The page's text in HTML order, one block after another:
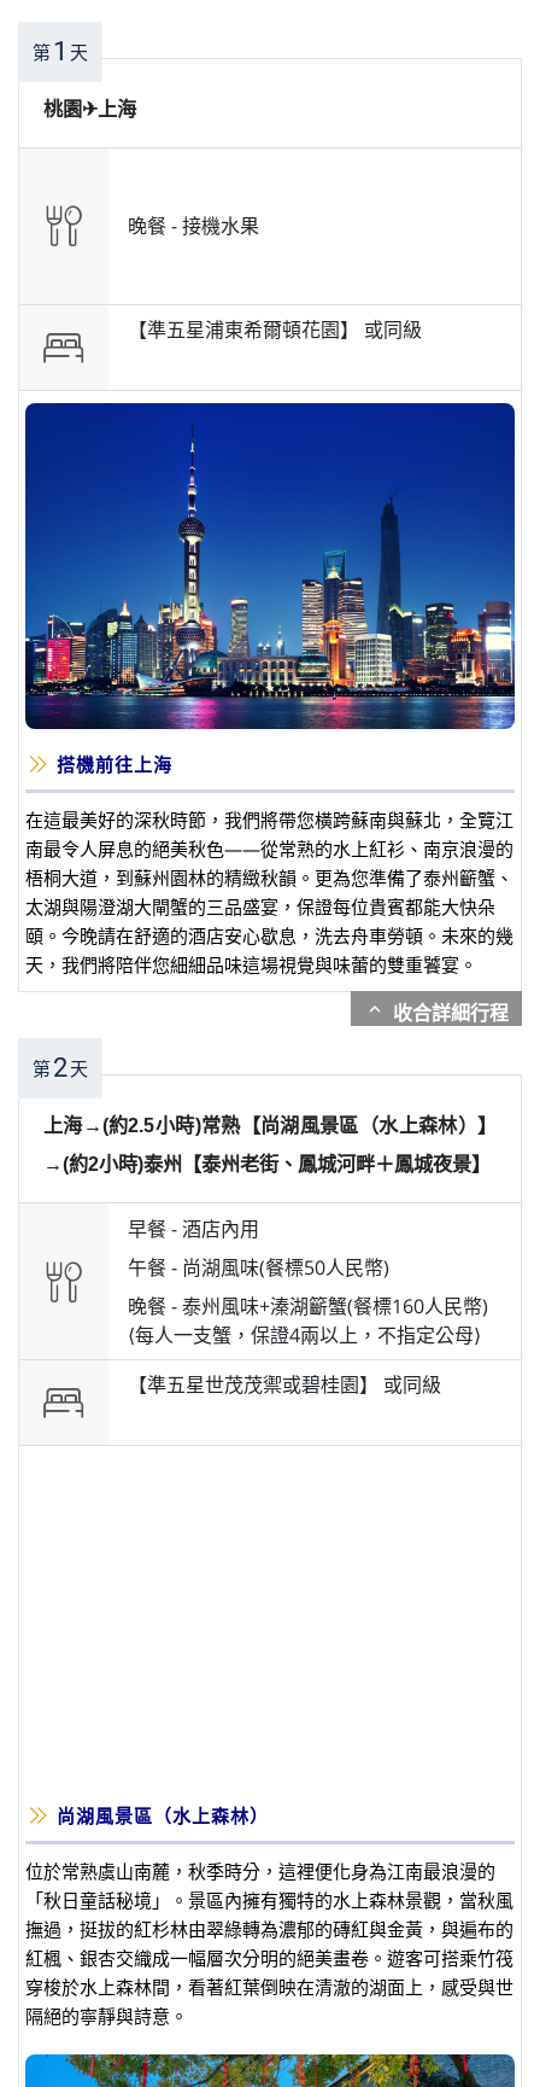
第1 天
桃園✈上海
晚餐 -接機水果
【準五星浦東希爾頓花園】 或同級
搭機前往上海
在這最美好的深秋時節，我們將帶您橫跨蘇南與蘇北，全覽江
南最令人屏息的絕美秋色——從常熟的水上紅衫、南京浪漫的
梧桐大道，到蘇州園林的精緻秋韻。更為您準備了泰州籪蟹、
太湖與陽澄湖大閘蟹的三品盛宴，保證每位貴賓都能大快朵
頤。今晚請在舒適的酒店安心歇息，洗去舟車勞頓。未來的幾
天，我們將陪伴您細細品味這場視覺與味蕾的雙重饕宴。
expand_more
第2天
上海→(約2.5小時)常熟【尚湖風景區（水上森林）】
→(約2小時)泰州【泰州老街、鳳城河畔＋鳳城夜景】
早餐 -酒店內用
午餐 - 尚湖風味(餐標50人民幣)
晚餐 -泰州風味+溱湖籪蟹(餐標160人民幣)
⟨每人一支蟹，保證4兩以上，不指定公母⟩
【準五星世茂茂禦或碧桂園】 或同級
尚湖風景區（水上森林）
位於常熟虞山南麓，秋季時分，這裡便化身為江南最浪漫的
「秋日童話秘境」。景區內擁有獨特的水上森林景觀，當秋風
撫過，挺拔的紅杉林由翠綠轉為濃郁的磚紅與金黃，與遍布的
紅楓、銀杏交織成一幅層次分明的絕美畫卷。遊客可搭乘竹筏
穿梭於水上森林間，看著紅葉倒映在清澈的湖面上，感受與世
隔絕的寧靜與詩意。